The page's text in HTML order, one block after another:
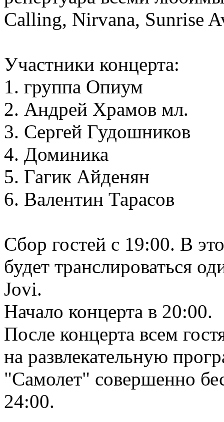
Calling, Nirvana, Sunrise
Участники концерта:
1. группа Опиум
2. Андрей Храмов мл.
3. Сергей Гудошников
4. Доминика
5. Гагик Айденян
6. Валентин Тарасов
Сбор гостей с 19:00. В
будет транслироваться
Jovi.
Начало концерта в 20:00.
После концерта всем
на развлекательную
"Самолет" совершенно
24:00.